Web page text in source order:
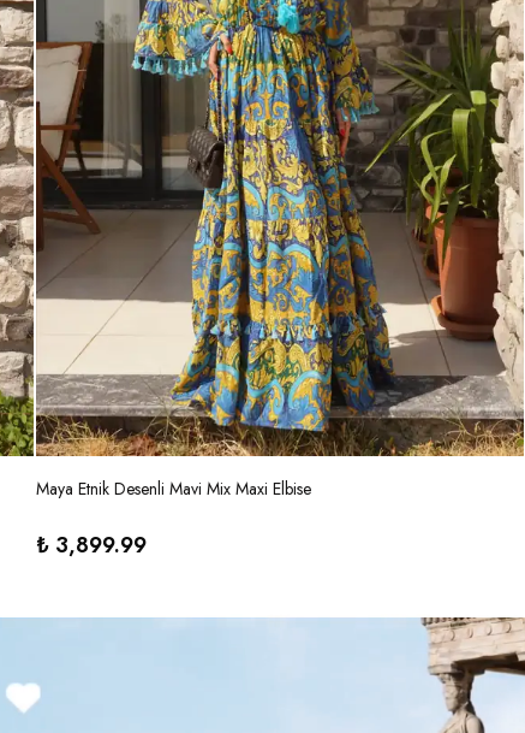
Maya Etnik Desenli Mavi Mix Maxi Elbise
₺ 3,899.99